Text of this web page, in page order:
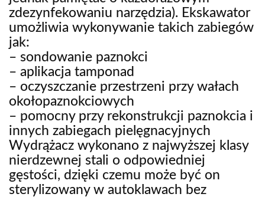
zdezynfekowaniu narzędzia). Ekskawator
umożliwia wykonywanie takich zabiegów
jak:
– sondowanie paznokci
– aplikacja tamponad
– oczyszczanie przestrzeni przy wałach
okołopaznokciowych
– pomocny przy rekonstrukcji paznokcia i
innych zabiegach pielęgnacyjnych
Wydrążacz wykonano z najwyższej klasy
nierdzewnej stali o odpowiedniej
gęstości, dzięki czemu może być on
sterylizowany w autoklawach bez